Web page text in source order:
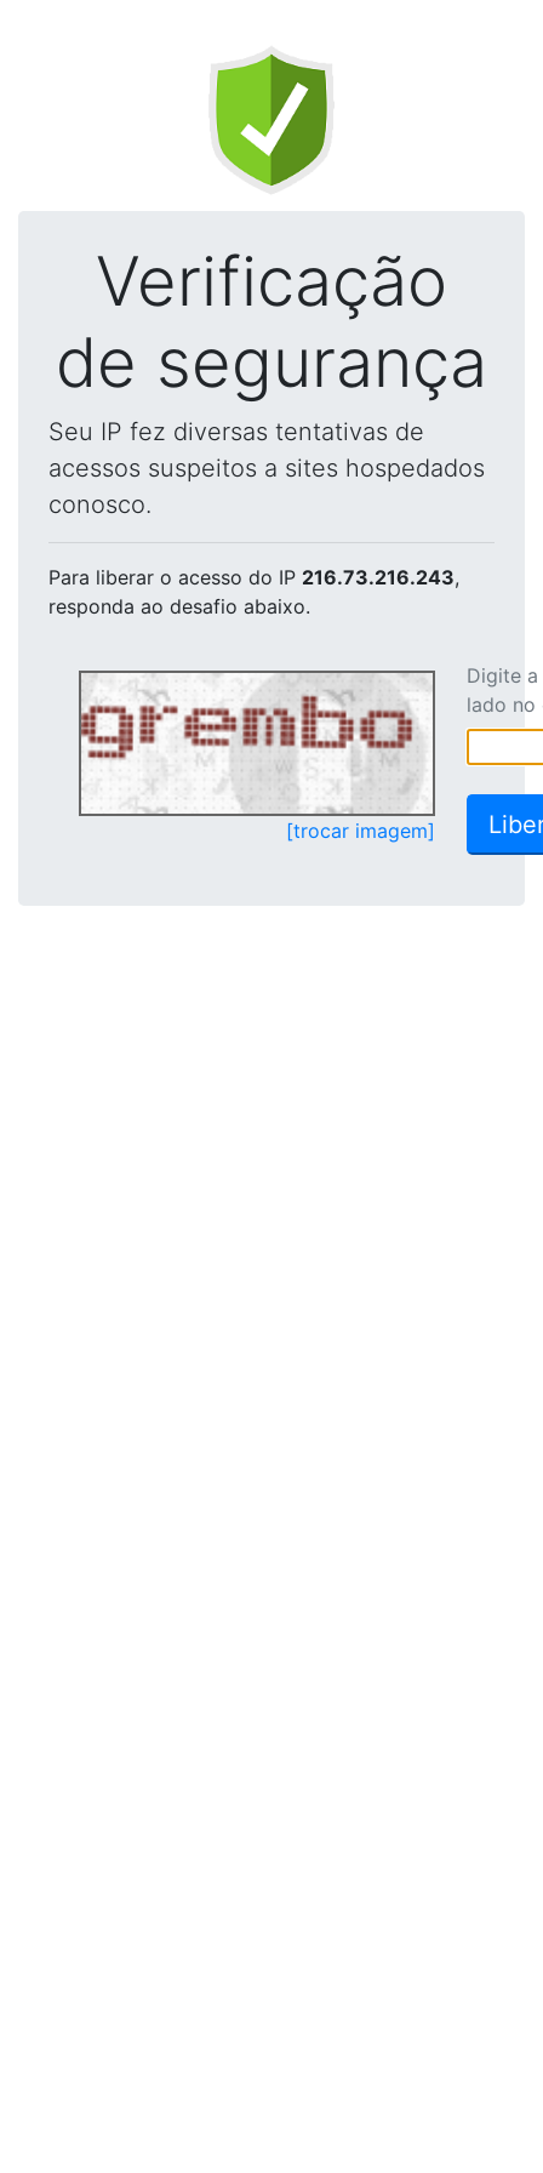
Verificação
de segurança
Seu IP fez diversas tentativas de
acessos suspeitos a sites hospedados
conosco.
Para liberar o acesso do IP 216.73.216.243,
responda ao desafio abaixo.
[trocar imagem]
Digite
lado no